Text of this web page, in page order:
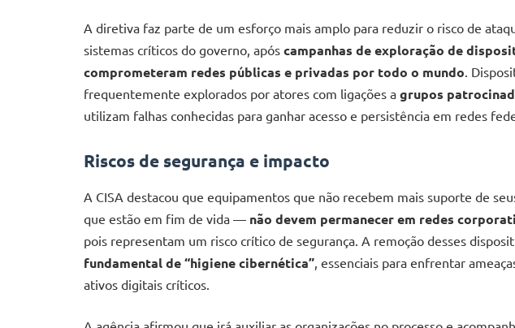
A diretiva faz parte de um esforço mais amplo para reduzir o risco de
sistemas críticos do governo, após campanhas de exploração de
comprometeram redes públicas e privadas por todo o mundo .
frequentemente explorados por atores com ligações a grupos
utilizam falhas conhecidas para ganhar acesso e persistência em redes
Riscos de segurança e impacto
A CISA destacou que equipamentos que não recebem mais suporte de
que estão em fim de vida — não devem permanecer em redes
pois representam um risco crítico de segurança. A remoção desses
fundamental de “higiene cibernética” , essenciais para enfrentar
ativos digitais críticos.